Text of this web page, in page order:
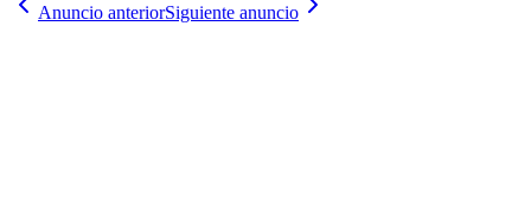
Anuncio anteriorSiguiente anuncio